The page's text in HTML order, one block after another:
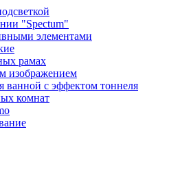
"Spectum"
элементами
рамах
изображением
ванной с эффектом тоннеля
комнат